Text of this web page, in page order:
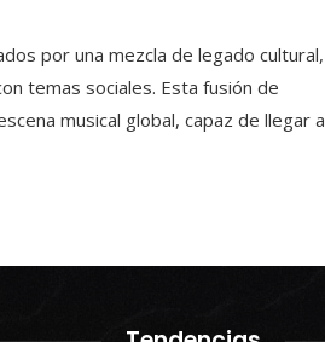
por una mezcla de legado cultural,
temas sociales. Esta fusión de
musical global, capaz de llegar a